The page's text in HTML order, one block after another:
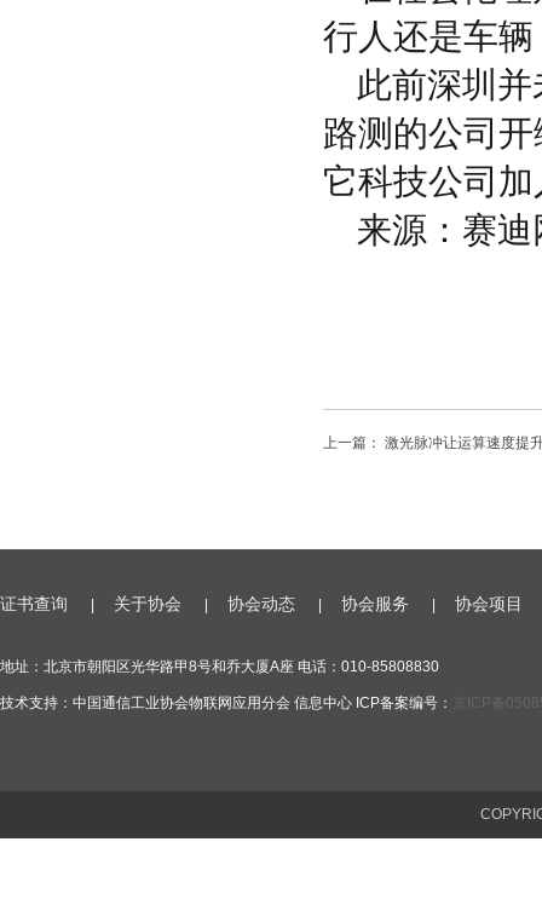
行人还是车
此前深圳
路测的公司
它科技公司
来源：赛迪
上一篇： 激光脉冲让运算速度提
证书查询 关于协会 协会动态 协会服务 协会项目
地址：北京市朝阳区光华路甲8号和乔大厦A座 电话：010-85808830
技术支持：中国通信工业协会物联网应用分会 信息中心 ICP备案编号： 京ICP备